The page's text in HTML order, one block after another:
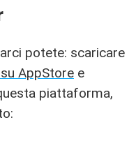
potete: scaricare
AppStore e
piattaforma,